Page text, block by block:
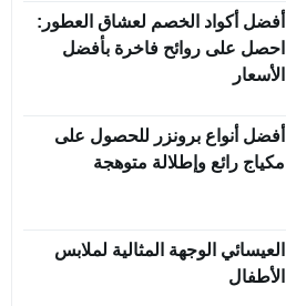
أفضل أكواد الخصم لعشاق العطور:
احصل على روائح فاخرة بأفضل
الأسعار
أفضل أنواع برونزر للحصول على
مكياج رائع وإطلالة متوهجة
العيسائي الوجهة المثالية لملابس
الأطفال